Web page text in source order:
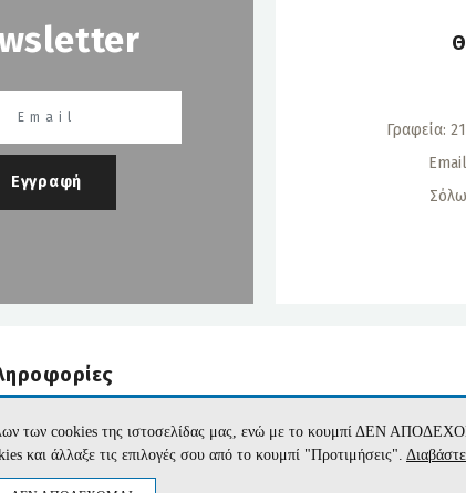
Εγγραφή
Γραφεία:
των cookies της ιστοσελίδας μας, ενώ με το κουμπί ΔΕΝ
και άλλαξε τις επιλογές σου από το κουμπί "Προτιμήσεις".